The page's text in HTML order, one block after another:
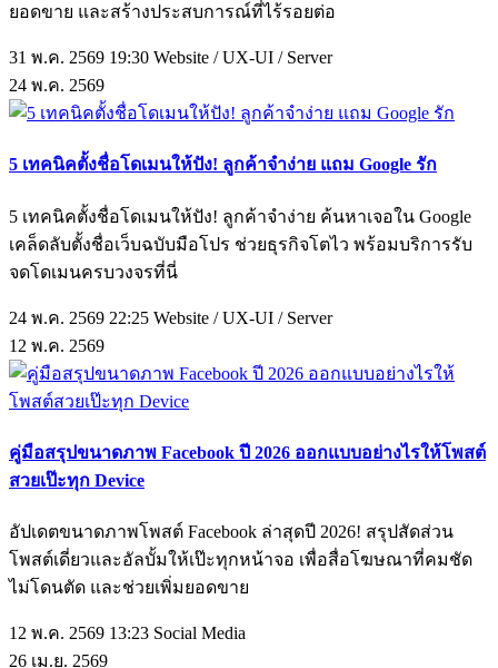
ยอดขาย และสร้างประสบการณ์ที่ไร้รอยต่อ
31 พ.ค. 2569 19:30 Website / UX-UI / Server
24 พ.ค. 2569
5 เทคนิคตั้งชื่อโดเมนให้ปัง! ลูกค้าจำง่าย แถม Google รัก
5 เทคนิคตั้งชื่อโดเมนให้ปัง! ลูกค้าจำง่าย ค้นหาเจอใน Google
เคล็ดลับตั้งชื่อเว็บฉบับมือโปร ช่วยธุรกิจโตไว พร้อมบริการรับ
จดโดเมนครบวงจรที่นี่
24 พ.ค. 2569 22:25 Website / UX-UI / Server
12 พ.ค. 2569
คู่มือสรุปขนาดภาพ Facebook ปี 2026 ออกแบบอย่างไรให้โพสต์
สวยเป๊ะทุก Device
อัปเดตขนาดภาพโพสต์ Facebook ล่าสุดปี 2026! สรุปสัดส่วน
โพสต์เดี่ยวและอัลบั้มให้เป๊ะทุกหน้าจอ เพื่อสื่อโฆษณาที่คมชัด
ไม่โดนตัด และช่วยเพิ่มยอดขาย
12 พ.ค. 2569 13:23 Social Media
26 เม.ย. 2569